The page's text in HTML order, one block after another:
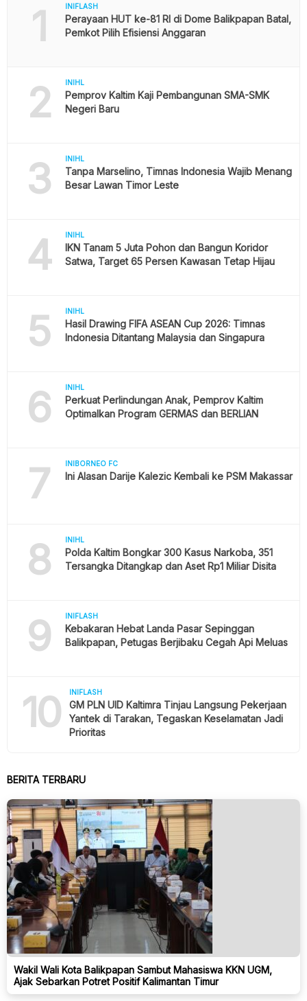
1 INIFLASH
Perayaan HUT ke-81 RI di Dome Balikpapan Batal,
Pemkot Pilih Efisiensi Anggaran
2 INIHL
Pemprov Kaltim Kaji Pembangunan SMA-SMK
Negeri Baru
3 INIHL
Tanpa Marselino, Timnas Indonesia Wajib Menang
Besar Lawan Timor Leste
4 INIHL
IKN Tanam 5 Juta Pohon dan Bangun Koridor
Satwa, Target 65 Persen Kawasan Tetap Hijau
5 INIHL
Hasil Drawing FIFA ASEAN Cup 2026: Timnas
Indonesia Ditantang Malaysia dan Singapura
6 INIHL
Perkuat Perlindungan Anak, Pemprov Kaltim
Optimalkan Program GERMAS dan BERLIAN
7 INIBORNEO FC
Ini Alasan Darije Kalezic Kembali ke PSM Makassar
8 INIHL
Polda Kaltim Bongkar 300 Kasus Narkoba, 351
Tersangka Ditangkap dan Aset Rp1 Miliar Disita
9 INIFLASH
Kebakaran Hebat Landa Pasar Sepinggan
Balikpapan, Petugas Berjibaku Cegah Api Meluas
10 INIFLASH
GM PLN UID Kaltimra Tinjau Langsung Pekerjaan
Yantek di Tarakan, Tegaskan Keselamatan Jadi
Prioritas
BERITA TERBARU
Wakil Wali Kota Balikpapan Sambut Mahasiswa KKN UGM,
Ajak Sebarkan Potret Positif Kalimantan Timur